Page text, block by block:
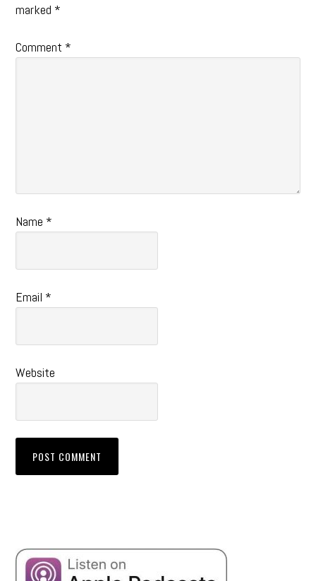
marked *
Comment *
Name *
Email *
Website